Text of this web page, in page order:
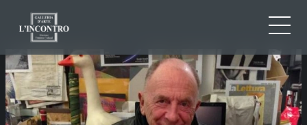
IT
EN
FR
QUI SOMMES-NOU
NEWS ED EVENTS
ARTISTES ET ŒUVRES